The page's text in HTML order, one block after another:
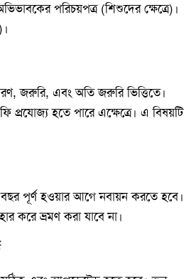
পরিচয়পত্র (শিশুদের ক্ষেত্রে)।
জরুরি, এবং অতি জরুরি ভিত্তিতে।
প্রযোজ্য হতে পারে এক্ষেত্রে। এ বিষয়টি
পূর্ণ হওয়ার আগে নবায়ন করতে হবে।
করে ভ্রমণ করা যাবে না।